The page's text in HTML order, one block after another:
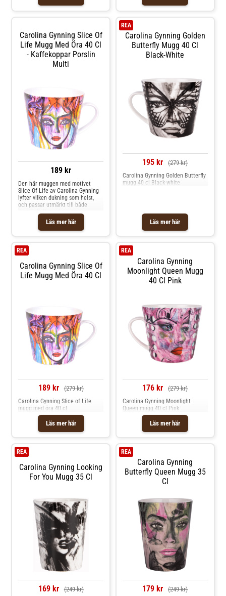
passion och kärlek tagit fram
Shoppa Kaffekoppar och mer
Muggar & Koppar hos Royal
Design.
fram detta charmiga motiv, som
och utåtriktade personlighet.
Shoppa Kaffekoppar och mer
Muggar & Koppar hos Royal
Design.
Carolina Gynning Slice Of
Life Mugg Med Öra 40 Cl
- Kaffekoppar Porslin
Multi
189 kr
Läs mer här
Den här muggen med motivet
Slice Of Life av Carolina Gynning
lyfter vilken dukning som helst,
och passar utmärkt till både
morgonkaffet och
eftermiddagsteet. Formgivaren
Carolina Gynning har med stor
passion och kärlek tagit fram
hennes färgstarka och utåtriktade
personlighet. Shoppa Kaffekoppar
och mer Muggar & Koppar hos
Royal Design.
Carolina Gynning Golden
Butterfly Mugg 40 Cl
Black-White
REA
195 kr (279 kr)
Läs mer här
Carolina Gynning Golden Butterfly
mugg 40 cl Black-white
Carolina Gynning Slice Of
Life Mugg Med Öra 40 Cl
REA
189 kr (279 kr)
Läs mer här
Carolina Gynning Slice of Life
mugg med öra 40 cl
Carolina Gynning
Moonlight Queen Mugg
40 Cl Pink
REA
176 kr (279 kr)
Läs mer här
Carolina Gynning Moonlight
Queen mugg 40 cl Pink
Carolina Gynning Looking
For You Mugg 35 Cl
REA
169 kr (249 kr)
Carolina Gynning
Butterfly Queen Mugg 35
Cl
REA
179 kr (249 kr)